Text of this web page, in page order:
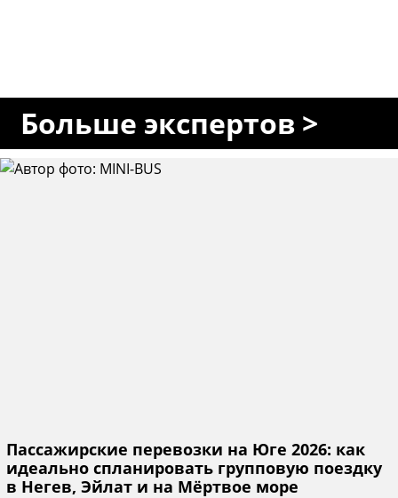
Больше экспертов >
Пассажирские перевозки на Юге 2026: как
идеально спланировать групповую поездку
в Негев, Эйлат и на Мёртвое море